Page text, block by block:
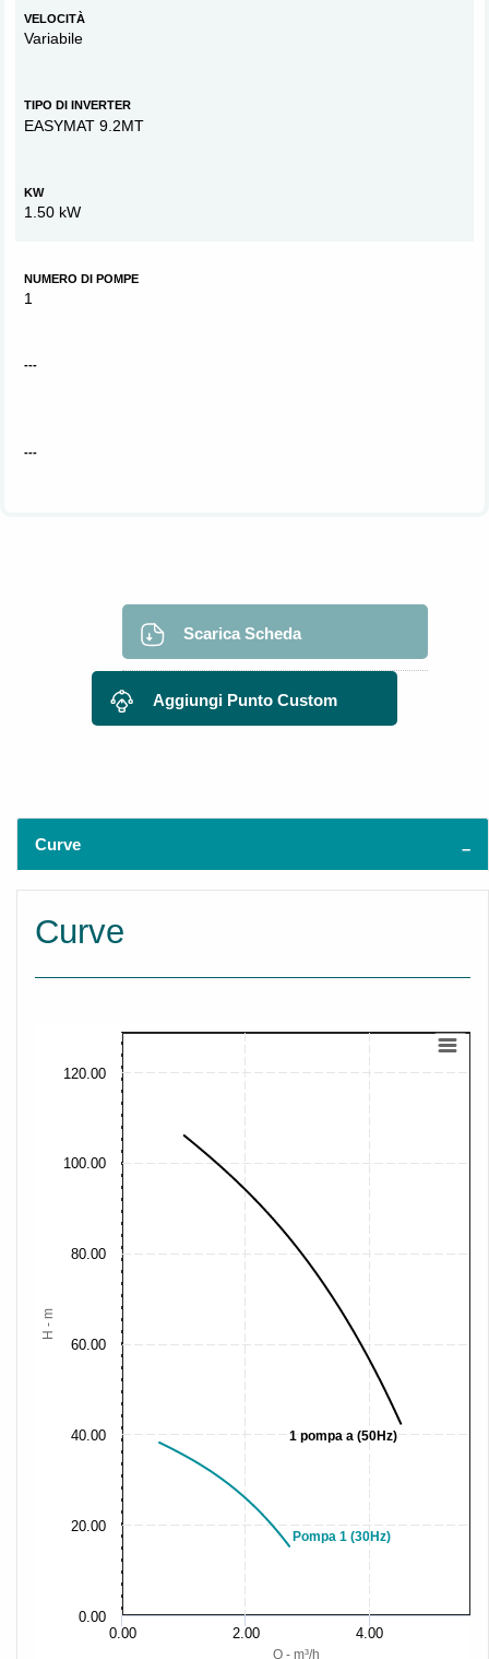
VELOCITÀ
Variabile
TIPO DI INVERTER
EASYMAT 9.2MT
KW
1.50 kW
NUMERO DI POMPE
1
---
---
Scarica Scheda
Aggiungi Punto Custom
Curve
Curve
Q - m³/h
H - m
1 pompa a (50Hz)
Pompa 1 (30Hz)
0.00 2.00 4.00
0.00
20.00
40.00
60.00
80.00
100.00
120.00